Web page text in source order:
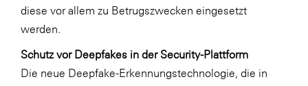
diese vor allem zu Betrugszwecken eingesetzt
werden.
Schutz vor Deepfakes in der Security-Plattform
Die neue Deepfake-Erkennungstechnologie, die in